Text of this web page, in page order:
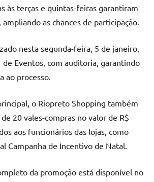
às terças e quintas-feiras garantiram
as chances de participação.
nesta segunda-feira, 5 de janeiro,
de Eventos, com auditoria, garantindo
ao processo.
o Riopreto Shopping também
20 vales-compras no valor de R$
aos funcionários das lojas, como
Campanha de Incentivo de Natal.
da promoção está disponível no